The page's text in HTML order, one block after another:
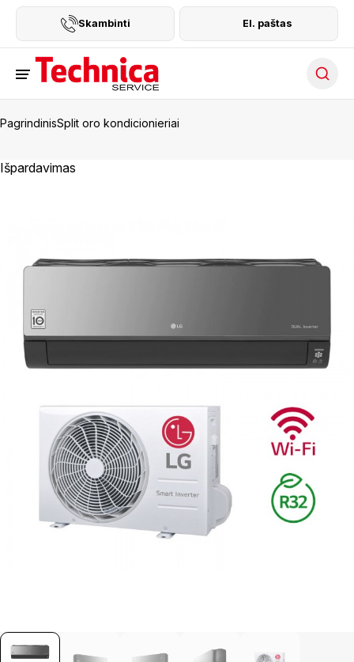
Skambinti El. paštas
PagrindinisSplit oro kondicionieriai
Išpardavimas